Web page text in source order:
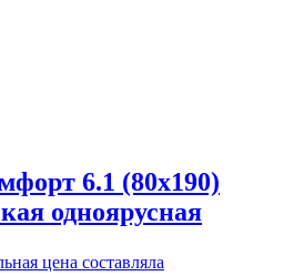
6.1 (80х190)
одноярусная
цена составляла